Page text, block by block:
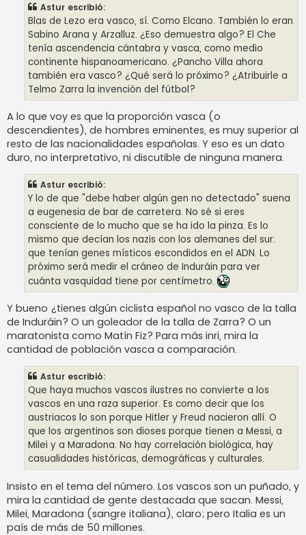
Astur escribió:
Blas de Lezo era vasco, sí. Como Elcano. También lo eran
Sabino Arana y Arzalluz. ¿Eso demuestra algo? El Che
tenía ascendencia cántabra y vasca, como medio
continente hispanoamericano. ¿Pancho Villa ahora
también era vasco? ¿Qué será lo próximo? ¿Atribuirle a
Telmo Zarra la invención del fútbol?
A lo que voy es que la proporción vasca (o
descendientes), de hombres eminentes, es muy superior al
resto de las nacionalidades españolas. Y eso es un dato
duro, no interpretativo, ni discutible de ninguna manera.
Astur escribió:
Y lo de que "debe haber algún gen no detectado" suena
a eugenesia de bar de carretera. No sé si eres
consciente de lo mucho que se ha ido la pinza. Es lo
mismo que decían los nazis con los alemanes del sur:
que tenían genes místicos escondidos en el ADN. Lo
próximo será medir el cráneo de Induráin para ver
cuánta vasquidad tiene por centímetro.
Y bueno ¿tienes algún ciclista español no vasco de la talla
de Induráin? O un goleador de la talla de Zarra? O un
maratonista como Matín Fiz? Para más inri, mira la
cantidad de población vasca a comparación.
Astur escribió:
Que haya muchos vascos ilustres no convierte a los
vascos en una raza superior. Es como decir que los
austriacos lo son porque Hitler y Freud nacieron allí. O
que los argentinos son dioses porque tienen a Messi, a
Milei y a Maradona. No hay correlación biológica, hay
casualidades históricas, demográficas y culturales.
Insisto en el tema del número. Los vascos son un puñado, y
mira la cantidad de gente destacada que sacan. Messi,
Milei, Maradona (sangre italiana), claro; pero Italia es un
país de más de 50 millones.